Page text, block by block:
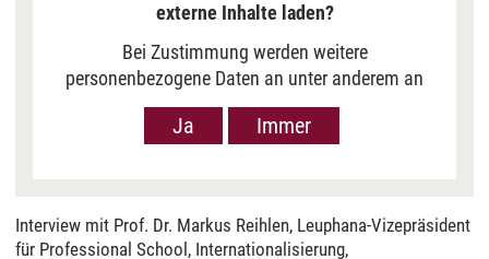
externe Inhalte laden?
Bei Zustimmung werden weitere
personenbezogene Daten an unter anderem an
Google in den USA übermittelt, um Ihnen Youtube-
Videos anzuzeigen. Der Europäische Gerichtshof
an EU-Standards, jedoch als unzureichend
dass Ihre Daten dann durch US-Behörden
Ja Immer
Interview mit Prof. Dr. Markus Reihlen, Leuphana-Vizepräsident
für Professional School, Internationalisierung,